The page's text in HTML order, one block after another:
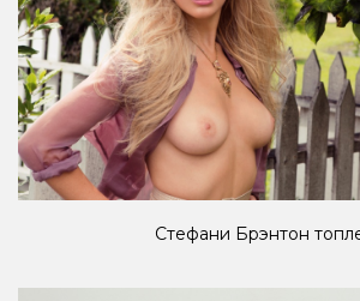
Стефани Брэнтон